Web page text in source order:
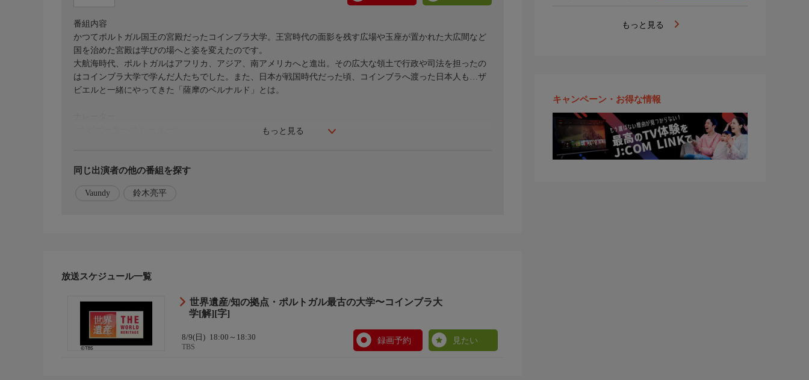
もっと見る
番組内容
かつてポルトガル国王の宮殿だったコインブラ大学。王宮時代の面影を残す広場や玉座が置かれた大広間など
国を治めた宮殿は学びの場へと姿を変えたのです。
大航海時代、ポルトガルはアフリカ、アジア、南アメリカへと進出。その広大な領土で行政や司法を担ったの
はコインブラ大学で学んだ人たちでした。また、日本が戦国時代だった頃、コインブラへ渡った日本人も…ザ
ビエルと一緒にやってきた「薩摩のベルナルド」とは。
テーマ曲
番組をもう一度ご覧になりたい方はぜひTVerで!
公式ページ http://www.tbs.co.jp/heritage/
Instagramのアカウントはこちら!
同じ出演者の他の番組を探す
Vaundy 鈴木亮平
放送スケジュール一覧
世界遺産/知の拠点・ポルトガル最古の大学〜コインブラ大
学[解][字]
8/9(日) 18:00～18:30
TBS
録画予約 見たい
もっと見る
キャンペーン・お得な情報